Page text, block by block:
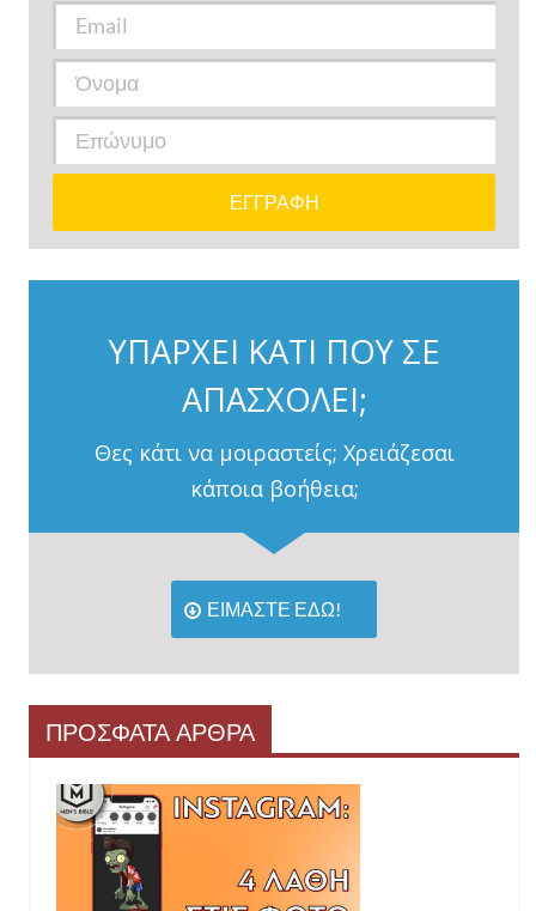
ΥΠΑΡΧΕΙ ΚΑΤΙ ΠΟΥ ΣΕ
ΑΠΑΣΧΟΛΕΙ;
Θες κάτι να μοιραστείς; Χρειάζεσαι
κάποια βοήθεια;
ΕΙΜΑΣΤΕ ΕΔΩ!
ΠΡΟΣΦΑΤΑ ΑΡΘΡΑ